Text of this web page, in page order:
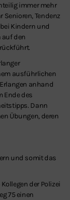
immer mehr
Senioren, Tendenz
Kindern und
auf den
ausführlichen
anhand
Ende des
Dann
Übungen, deren
und somit das
der Polizei
75 einen